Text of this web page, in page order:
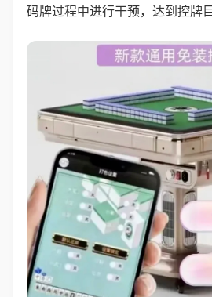
码牌过程中进行干预，达到控牌目